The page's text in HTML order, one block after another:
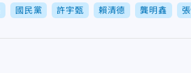
國民黨 許宇甄 賴清德 龔明鑫